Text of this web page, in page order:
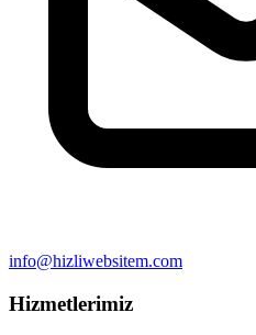
info@hizliwebsitem.com
Hizmetlerimiz